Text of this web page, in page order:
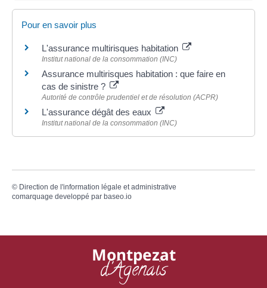
Pour en savoir plus
L'assurance multirisques habitation
Institut national de la consommation (INC)
Assurance multirisques habitation : que faire en
cas de sinistre ?
Autorité de contrôle prudentiel et de résolution (ACPR)
L'assurance dégât des eaux
Institut national de la consommation (INC)
© Direction de l'information légale et administrative
comarquage developpé par baseo.io
Montpezat
d'Agenais